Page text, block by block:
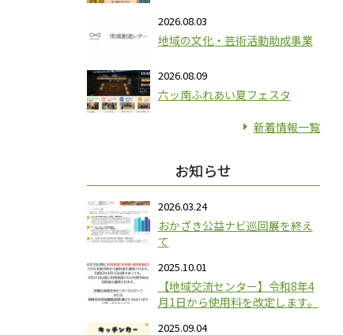
2026.08.03
地域の文化・芸術活動助成事業
2026.08.09
六ッ南ふれあい夏フェスタ
新着情報一覧
お知らせ
2026.03.24
おかざき公益ナビ巡回展を終え
て
2025.10.01
【地域交流センター】令和8年4
月1日から使用料を改定します。
2025.09.04